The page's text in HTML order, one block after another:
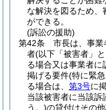
な解決を図るため、
ができる。
(訴訟の援助)
第42条
市長は、事
者(以下「被害者」
る場合又は事業者に
掲げる要件(特に緊
る場合は、 第3号に
当該被害者に当該訴
う。)の貸付けその